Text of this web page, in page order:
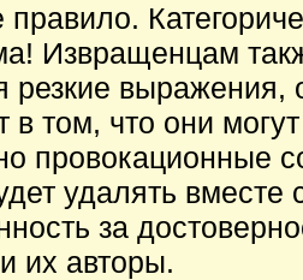
правило.
Извращенцам
резкие выражения,
в том, что они
провокационные
удалять вместе
за
их авторы.